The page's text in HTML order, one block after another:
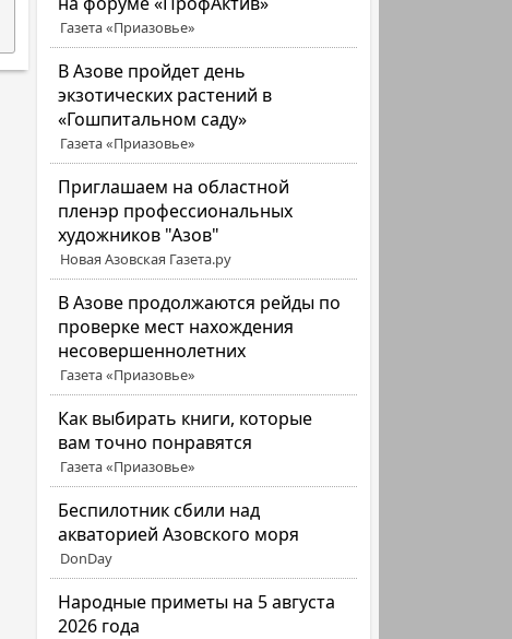
Газета «Приазовье»
В Азове пройдет день
экзотических растений в
«Гошпитальном саду»
Газета «Приазовье»
Приглашаем на областной
пленэр профессиональных
художников "Азов"
Новая Азовская Газета.ру
В Азове продолжаются рейды по
проверке мест нахождения
несовершеннолетних
Газета «Приазовье»
Как выбирать книги, которые
вам точно понравятся
Газета «Приазовье»
Беспилотник сбили над
акваторией Азовского моря
DonDay
Народные приметы на 5 августа
2026 года